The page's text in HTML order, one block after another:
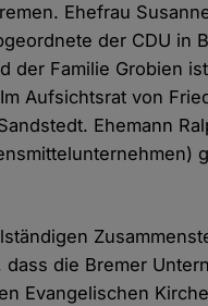
Ehefrau
der CDU in
der Familie Grobien
Aufsichtsrat von
Ehemann
dass die Bremer
Evangelischen